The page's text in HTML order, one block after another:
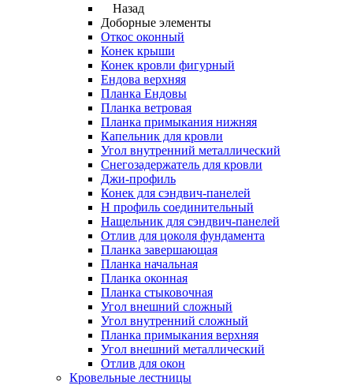
Назад
Доборные элементы
Откос оконный
Конек крыши
Конек кровли фигурный
Ендова верхняя
Планка Ендовы
Планка ветровая
Планка примыкания нижняя
Капельник для кровли
Угол внутренний металлический
Снегозадержатель для кровли
Джи-профиль
Конек для сэндвич-панелей
Н профиль соединительный
Нащельник для сэндвич-панелей
Отлив для цоколя фундамента
Планка завершающая
Планка начальная
Планка оконная
Планка стыковочная
Угол внешний сложный
Угол внутренний сложный
Планка примыкания верхняя
Угол внешний металлический
Отлив для окон
Кровельные лестницы